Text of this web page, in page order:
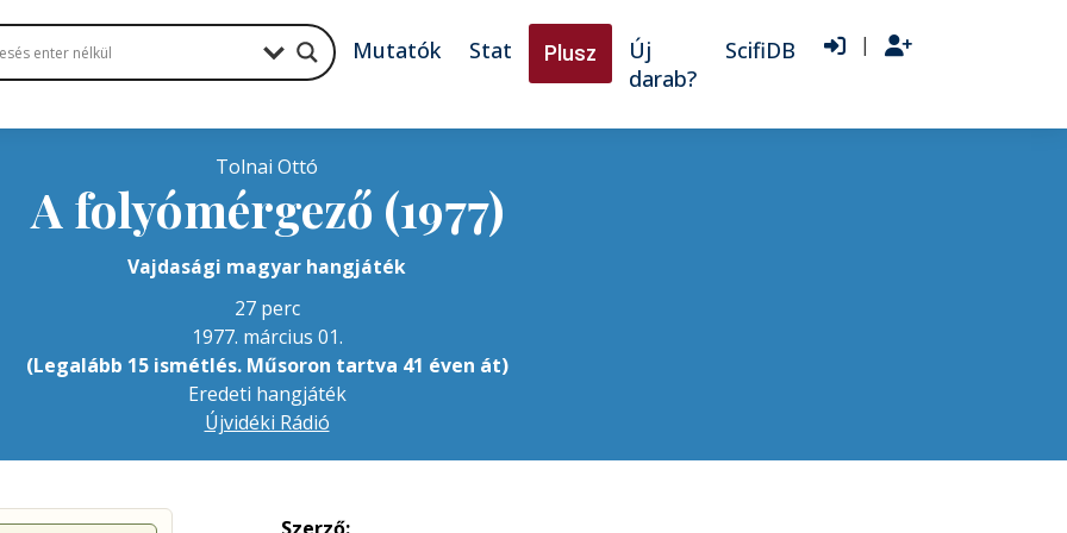
Mutatók Stat Plusz
Új
darab?
ScifiDB |
Tolnai Ottó
A folyómérgező (1977)
Vajdasági magyar hangjáték
27 perc
1977. március 01.
(Legalább 15 ismétlés. Műsoron tartva 41 éven át)
Eredeti hangjáték
Újvidéki Rádió